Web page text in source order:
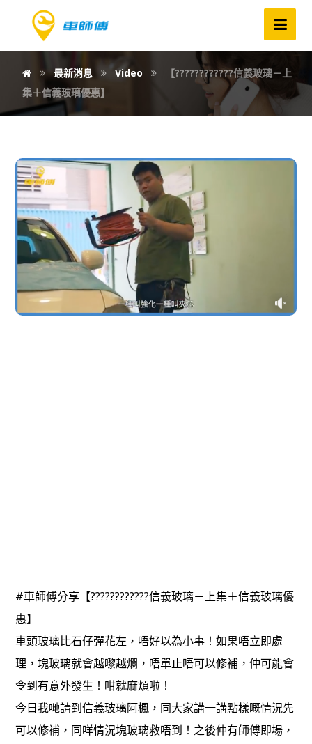
最新消息 Video
【????????‍????信義玻璃－上
集＋信義玻璃優惠】
#車師傅分享【????????‍????信義玻璃－上集＋信義玻璃優
惠】
車頭玻璃比石仔彈花左，唔好以為小事！如果唔立即處
理，塊玻璃就會越嚟越爛，唔單止唔可以修補，仲可能會
令到有意外發生！咁就麻煩啦！
今日我哋請到信義玻璃阿楓，同大家講一講點樣嘅情況先
可以修補，同咩情況塊玻璃救唔到！之後仲有師傅即場，